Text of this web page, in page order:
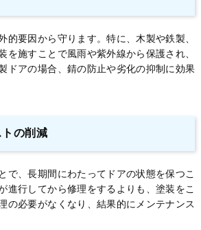
的要因から守ります。特に、木製や鉄製、
を施すことで風雨や紫外線から保護され、
ドアの場合、錆の防止や劣化の抑制に効果
トの削減
で、長期間にわたってドアの状態を保つこ
進行してから修理をするよりも、塗装をこ
の必要がなくなり、結果的にメンテナンス